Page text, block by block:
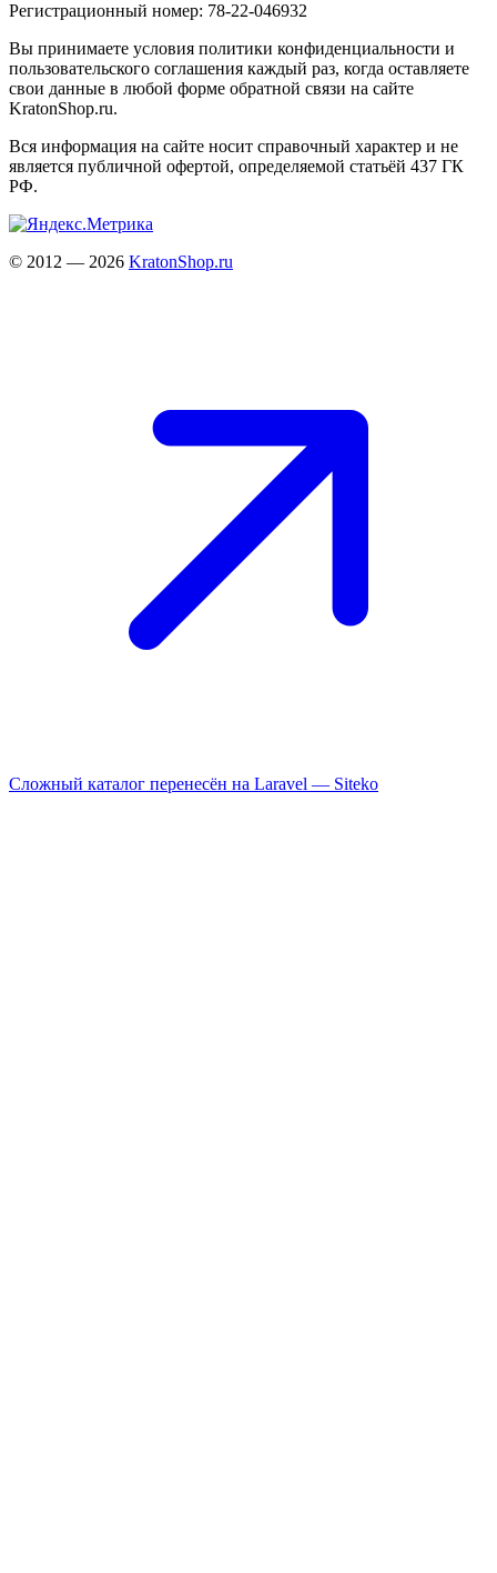
Регистрационный номер: 78-22-046932
Вы принимаете условия политики конфиденциальности и
пользовательского соглашения каждый раз, когда оставляете
свои данные в любой форме обратной связи на сайте
KratonShop.ru.
Вся информация на сайте носит справочный характер и не
является публичной офертой, определяемой статьёй 437 ГК
РФ.
© 2012 — 2026 KratonShop.ru
Сложный каталог перенесён на Laravel — Siteko